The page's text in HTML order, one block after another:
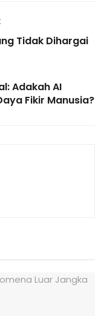
Tidak Dihargai
Adakah AI
Fikir Manusia?